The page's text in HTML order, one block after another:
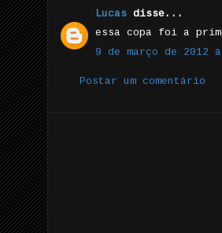
Lucas disse...
essa copa foi a
9 de março de 2012
Postar um comentário